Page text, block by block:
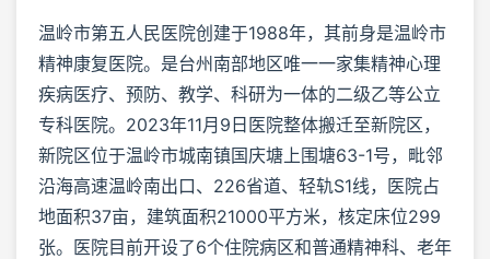
温岭市第五人民医院创建于1988年，其前身是温岭市
精神康复医院。是台州南部地区唯一一家集精神心理
疾病医疗、预防、教学、科研为一体的二级乙等公立
专科医院。2023年11月9日医院整体搬迁至新院区，
新院区位于温岭市城南镇国庆塘上围塘63-1号，毗邻
沿海高速温岭南出口、226省道、轻轨S1线，医院占
地面积37亩，建筑面积21000平方米，核定床位299
张。医院目前开设了6个住院病区和普通精神科、老年